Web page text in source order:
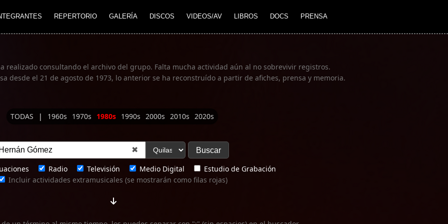
REPERTORIO GALERÍA DISCOS VIDEOS/AV LIBROS DOCS PRENSA
realizado consultando el archivo del grupo. Falta mucha actividad aún al no sobrevivir registros.
desde el 21 de agosto de 1973, lo anterior se ha reconstruído a partir de afiches, prensa y memoria.
TODAS | 1960s 1970s 1980s 1990s 2000s 2010s 2020s
✖
Radio Televisión Medio Digital
Estudio de Grabación
Incluir actividades extramusicales (se mostrarán como filas rojas)